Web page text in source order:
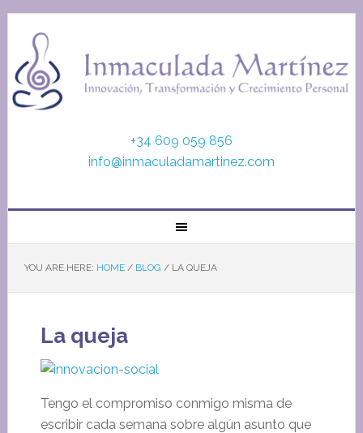
+34 609 059 856
info@inmaculadamartinez.com
YOU ARE HERE: HOME / BLOG /LA QUEJA
La queja
Tengo el compromiso conmigo misma de
escribir cada semana sobre algún asunto que